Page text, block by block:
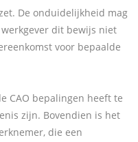
De onduidelijkheid mag
dit bewijs niet
voor bepaalde
CAO bepalingen heeft te
zijn. Bovendien is het
die een